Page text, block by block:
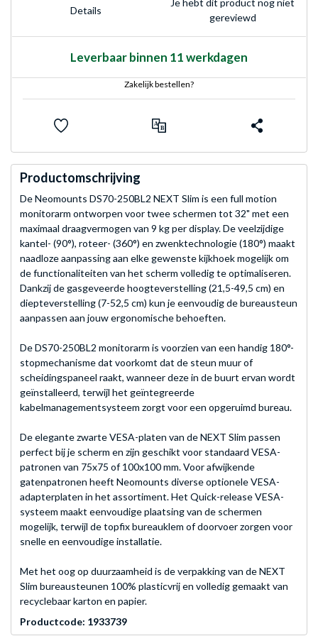
Details
Je hebt dit product nog niet
gereviewd
Leverbaar binnen 11 werkdagen
Zakelijk bestellen?
Productomschrijving
De Neomounts DS70-250BL2 NEXT Slim is een full motion
monitorarm ontworpen voor twee schermen tot 32" met een
maximaal draagvermogen van 9 kg per display. De veelzijdige
kantel- (90°), roteer- (360°) en zwenktechnologie (180°) maakt
naadloze aanpassing aan elke gewenste kijkhoek mogelijk om
de functionaliteiten van het scherm volledig te optimaliseren.
Dankzij de gasgeveerde hoogteverstelling (21,5-49,5 cm) en
diepteverstelling (7-52,5 cm) kun je eenvoudig de bureausteun
aanpassen aan jouw ergonomische behoeften.
De DS70-250BL2 monitorarm is voorzien van een handig 180°-
stopmechanisme dat voorkomt dat de steun muur of
scheidingspaneel raakt, wanneer deze in de buurt ervan wordt
geïnstalleerd, terwijl het geïntegreerde
kabelmanagementsysteem zorgt voor een opgeruimd bureau.
De elegante zwarte VESA-platen van de NEXT Slim passen
perfect bij je scherm en zijn geschikt voor standaard VESA-
patronen van 75x75 of 100x100 mm. Voor afwijkende
gatenpatronen heeft Neomounts diverse optionele VESA-
adapterplaten in het assortiment. Het Quick-release VESA-
systeem maakt eenvoudige plaatsing van de schermen
mogelijk, terwijl de topfix bureauklem of doorvoer zorgen voor
snelle en eenvoudige installatie.
Met het oog op duurzaamheid is de verpakking van de NEXT
Slim bureausteunen 100% plasticvrij en volledig gemaakt van
recyclebaar karton en papier.
Productcode: 1933739